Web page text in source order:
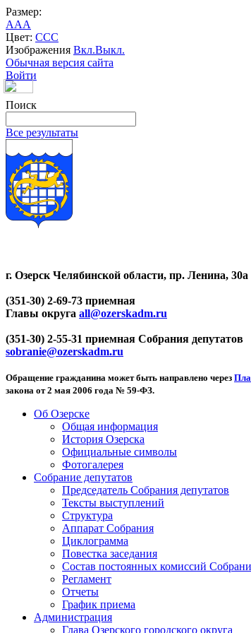
Размер:
AAA
Цвет: CCC
Изображения Вкл.Выкл.
Обычная версия сайта
Войти
Поиск
Все результаты
г. Озерск Челябинской области, пр. Ленина, 30а
(351-30) 2-69-73 приемная
Главы округа all@ozerskadm.ru
(351-30) 2-55-31 приемная Собрания депутатов
sobranie@ozerskadm.ru
Обращение гражданина может быть направлено через
закона от 2 мая 2006 года № 59-ФЗ.
Об Озерске
Общая информация
История Озерска
Официальные символы
Фотогалерея
Собрание депутатов
Председатель Собрания депутатов
Тексты выступлений
Структура
Аппарат Собрания
Циклограмма
Повестка заседания
Состав постоянных комиссий
Регламент
Отчеты
График приема
Администрация
Глава Озерского городского округа